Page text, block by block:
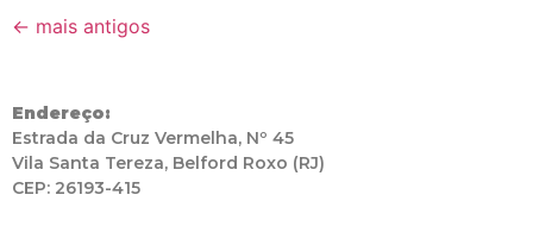
← mais antigos
Endereço:
Estrada da Cruz Vermelha, Nº 45
Vila Santa Tereza, Belford Roxo (RJ)
CEP: 26193-415